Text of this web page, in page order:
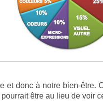
et donc à notre bien-être.
être au lieu de voir